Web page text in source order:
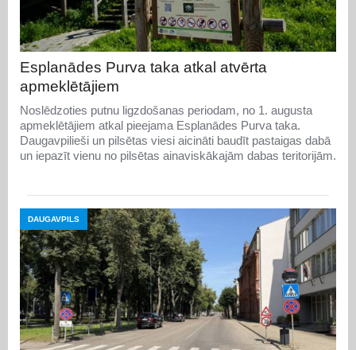
Esplanādes Purva taka atkal atvērta
apmeklētājiem
Noslēdzoties putnu ligzdošanas periodam, no 1. augusta
apmeklētājiem atkal pieejama Esplanādes Purva taka.
Daugavpilieši un pilsētas viesi aicināti baudīt pastaigas dabā
un iepazīt vienu no pilsētas ainaviskākajām dabas teritorijām.
DAUGAVPILS